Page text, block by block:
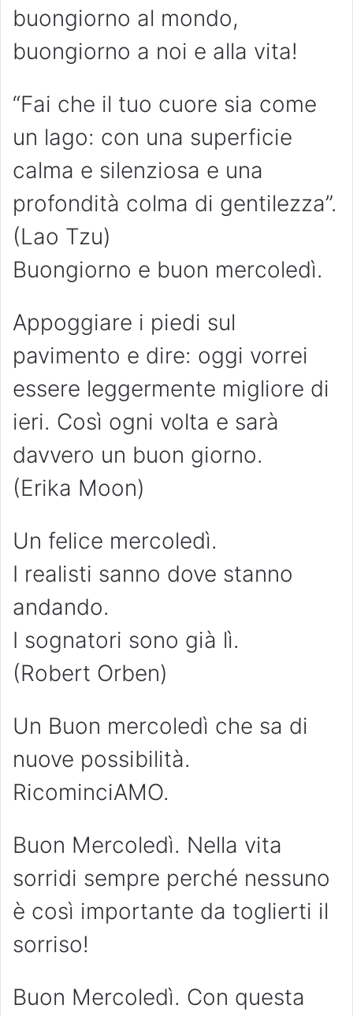
buongiorno al mondo,
buongiorno a noi e alla vita!
“Fai che il tuo cuore sia come
un lago: con una superficie
calma e silenziosa e una
profondità colma di gentilezza”.
(Lao Tzu)
Buongiorno e buon mercoledì.
Appoggiare i piedi sul
pavimento e dire: oggi vorrei
essere leggermente migliore di
ieri. Così ogni volta e sarà
davvero un buon giorno.
(Erika Moon)
Un felice mercoledì.
I realisti sanno dove stanno
andando.
I sognatori sono già lì.
(Robert Orben)
Un Buon mercoledì che sa di
nuove possibilità.
RicominciAMO.
Buon Mercoledì. Nella vita
sorridi sempre perché nessuno
è così importante da toglierti il
sorriso!
Buon Mercoledì. Con questa